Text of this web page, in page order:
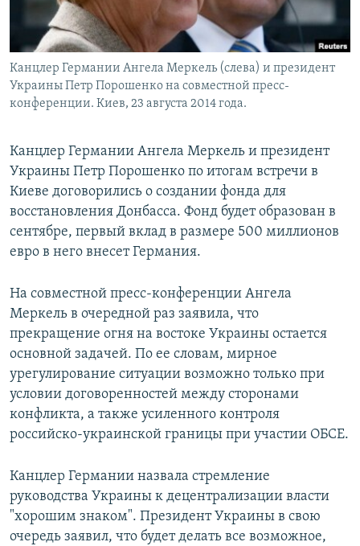
Канцлер Германии Ангела Меркель (слева) и президент
Украины Петр Порошенко на совместной пресс-
конференции. Киев, 23 августа 2014 года.
Канцлер Германии Ангела Меркель и президент
Украины Петр Порошенко по итогам встречи в
Киеве договорились о создании фонда для
восстановления Донбасса. Фонд будет образован в
сентябре, первый вклад в размере 500 миллионов
евро в него внесет Германия.
На совместной пресс-конференции Ангела
Меркель в очередной раз заявила, что
прекращение огня на востоке Украины остается
основной задачей. По ее словам, мирное
урегулирование ситуации возможно только при
условии договоренностей между сторонами
конфликта, а также усиленного контроля
российско-украинской границы при участии ОБСЕ.
Канцлер Германии назвала стремление
руководства Украины к децентрализации власти
"хорошим знаком". Президент Украины в свою
очередь заявил, что будет делать все возможное,